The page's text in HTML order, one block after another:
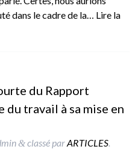
dans le cadre de la… Lire la
du Rapport
du travail à sa mise en
&classé parARTICLES.